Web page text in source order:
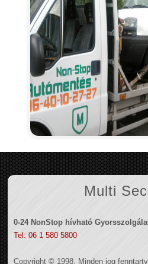
Multi
0-24 NonStop hívható
Tel: 06 1 580 5800
Copyright © 1998. Minden jog